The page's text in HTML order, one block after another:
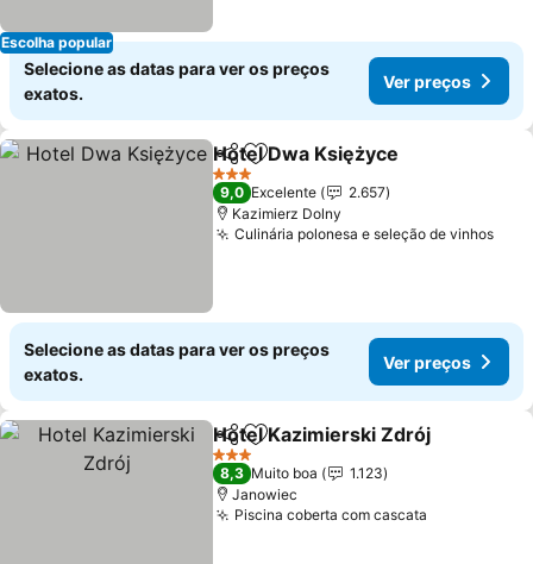
Escolha popular
Selecione as datas para ver os preços
exatos.
Ver preços
PartilharAdicionar aos favoritos
Hotel Dwa Księżyce
3 Estrelas
9,0 Excelente
2.657
Kazimierz Dolny
Culinária polonesa e seleção de vinhos
Selecione as datas para ver os preços
exatos.
Ver preços
PartilharAdicionar aos favoritos
Hotel Kazimierski Zdrój
3 Estrelas
8,3 Muito boa
1.123
Janowiec
Piscina coberta com cascata